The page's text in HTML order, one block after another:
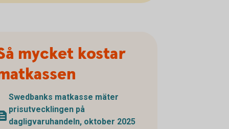
mycket kostar
Swedbanks matkasse mäter
prisutvecklingen på
dagligvaruhandeln, oktober 2025